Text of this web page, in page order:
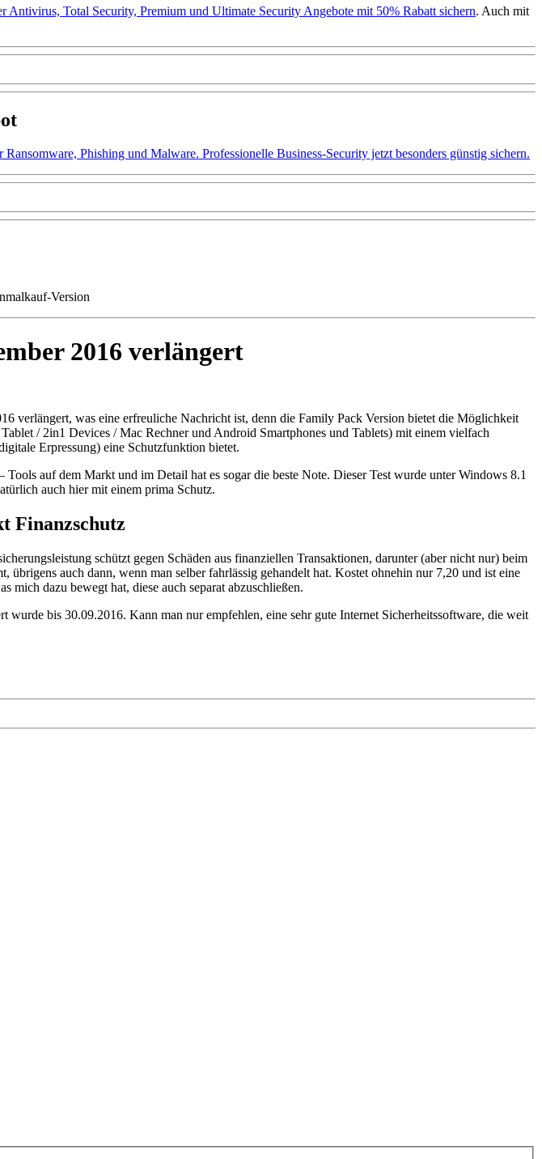
Antivirus, Total Security, Premium und Ultimate Security Angebote mit 50% Rabatt sichern. Auch mit
Phishing und Malware. Professionelle Business-Security jetzt besonders günstig sichern.
Version
2016 verlängert
verlängert, was eine erfreuliche Nachricht ist, denn die Family Pack Version bietet die Möglichkeit
/ 2in1 Devices / Mac Rechner und Android Smartphones und Tablets) mit einem vielfach
Erpressung) eine Schutzfunktion bietet.
auf dem Markt und im Detail hat es sogar die beste Note. Dieser Test wurde unter Windows 8.1
auch hier mit einem prima Schutz.
Finanzschutz
schützt gegen Schäden aus finanziellen Transaktionen, darunter (aber nicht nur) beim
auch dann, wenn man selber fahrlässig gehandelt hat. Kostet ohnehin nur 7,20 und ist eine
mich dazu bewegt hat, diese auch separat abzuschließen.
bis 30.09.2016. Kann man nur empfehlen, eine sehr gute Internet Sicherheitssoftware, die weit